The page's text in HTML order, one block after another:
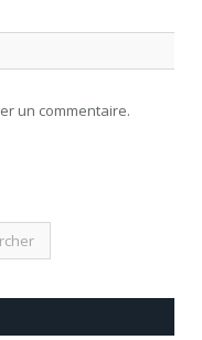
un commentaire.